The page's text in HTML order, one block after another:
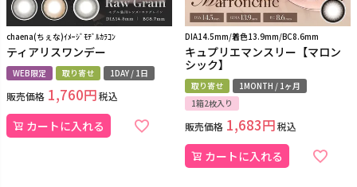
chaena(ちぇな)ｲﾒｰｼﾞﾓﾃﾞﾙｶﾗｺﾝ
ティアリスワンデー
WEB限定 取り寄せ 1DAY / 1日
販売価格 1,760 税込
カートに入れる
DIA14.5mm/着色13.9mm/BC8.6mm
キュプリエマンスリー【マロン
シック】
取り寄せ
1MONTH / 1ヶ月
1箱2枚入り
販売価格 1,683 税込
カートに入れる